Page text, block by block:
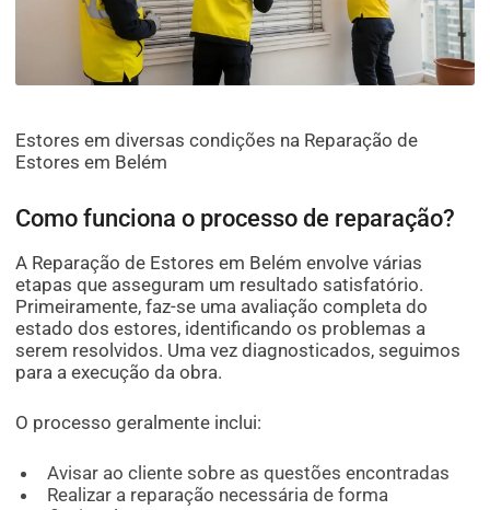
Estores em diversas condições na Reparação de
Estores em Belém
Como funciona o processo de reparação?
A Reparação de Estores em Belém envolve várias
etapas que asseguram um resultado satisfatório.
Primeiramente, faz-se uma avaliação completa do
estado dos estores, identificando os problemas a
serem resolvidos. Uma vez diagnosticados, seguimos
para a execução da obra.
O processo geralmente inclui:
Avisar ao cliente sobre as questões encontradas
Realizar a reparação necessária de forma